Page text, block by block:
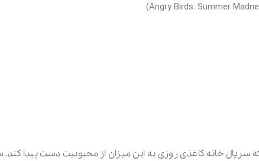
سریال خانه کاغذی روزی به این میزان از محبوبیت دست پیدا